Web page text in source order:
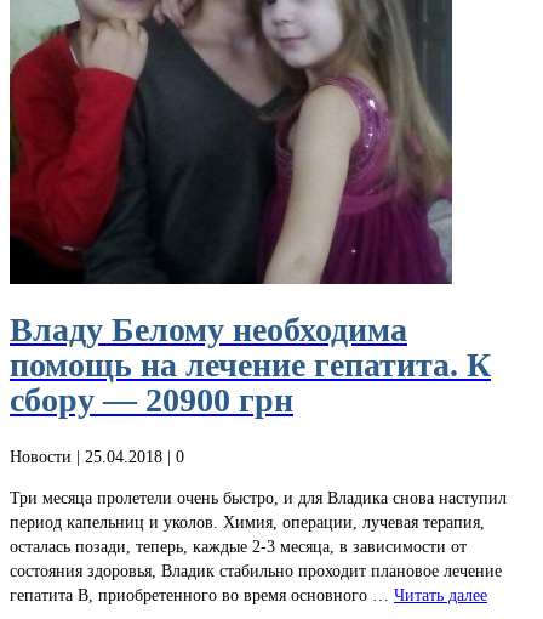
Владу Белому необходима
помощь на лечение гепатита. К
сбору — 20900 грн
Новости | 25.04.2018 | 0
Три месяца пролетели очень быстро, и для Владика снова наступил
период капельниц и уколов. Химия, операции, лучевая терапия,
осталась позади, теперь, каждые 2-3 месяца, в зависимости от
состояния здоровья, Владик стабильно проходит плановое лечение
гепатита В, приобретенного во время основного … Читать далее